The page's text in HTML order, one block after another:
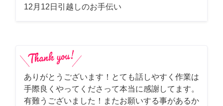
12月12日引越しのお手伝い
ありがとうございます！とても話しやすく作業は
手際良くやってくださって本当に感謝してます。
有難うございました！またお願いする事があるか